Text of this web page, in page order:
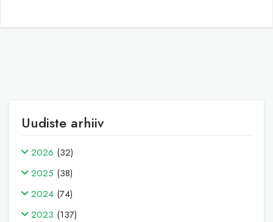
Uudiste arhiiv
2026 (32)
2025 (38)
2024 (74)
2023 (137)